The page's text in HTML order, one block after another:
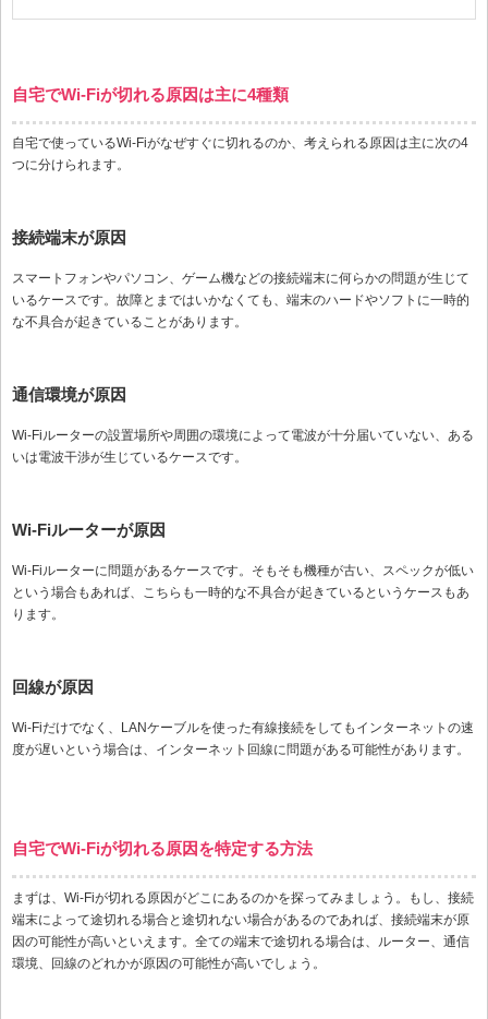
自宅でWi-Fiが切れる原因は主に4種類
自宅で使っているWi-Fiがなぜすぐに切れるのか、考えられる原因は主に次の4
つに分けられます。
接続端末が原因
スマートフォンやパソコン、ゲーム機などの接続端末に何らかの問題が生じて
いるケースです。故障とまではいかなくても、端末のハードやソフトに一時的
な不具合が起きていることがあります。
通信環境が原因
Wi-Fiルーターの設置場所や周囲の環境によって電波が十分届いていない、ある
いは電波干渉が生じているケースです。
Wi-Fiルーターが原因
Wi-Fiルーターに問題があるケースです。そもそも機種が古い、スペックが低い
という場合もあれば、こちらも一時的な不具合が起きているというケースもあ
ります。
回線が原因
Wi-Fiだけでなく、LANケーブルを使った有線接続をしてもインターネットの速
度が遅いという場合は、インターネット回線に問題がある可能性があります。
自宅でWi-Fiが切れる原因を特定する方法
まずは、Wi-Fiが切れる原因がどこにあるのかを探ってみましょう。もし、接続
端末によって途切れる場合と途切れない場合があるのであれば、接続端末が原
因の可能性が高いといえます。全ての端末で途切れる場合は、ルーター、通信
環境、回線のどれかが原因の可能性が高いでしょう。